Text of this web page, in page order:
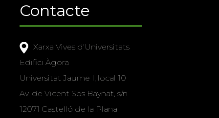
Contacte
Xarxa Vives d'Universitats
Edifici Àgora
Universitat Jaume I, local 10
Av. de Vicent Sos Baynat, s/n
12071 Castelló de la Plana